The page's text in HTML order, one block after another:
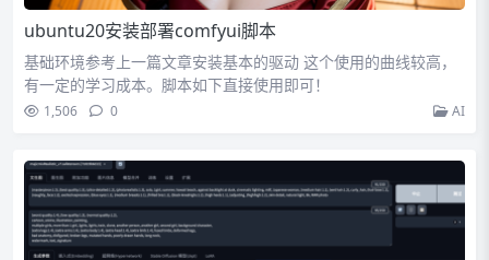
ubuntu20安装部署comfyui脚本
基础环境参考上一篇文章安装基本的驱动 这个使用的曲线较高，
有一定的学习成本。脚本如下直接使用即可！
1,506 0 AI